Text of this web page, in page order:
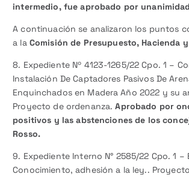
intermedio, fue aprobado por
A continuación se analizaron los puntos
a la Comisión de Presupuesto, Hacienda
8. Expediente Nº 4123-1265/22 Cpo. 1 –
Instalación De Captadores Pasivos De
Enquinchados en Madera Año 2022 y su
Proyecto de ordenanza.Aprobado por
positivos y las abstenciones de los
Rosso.
9. Expediente Interno N° 2585/22 Cpo. 1 –
Conocimiento, adhesión a la ley..